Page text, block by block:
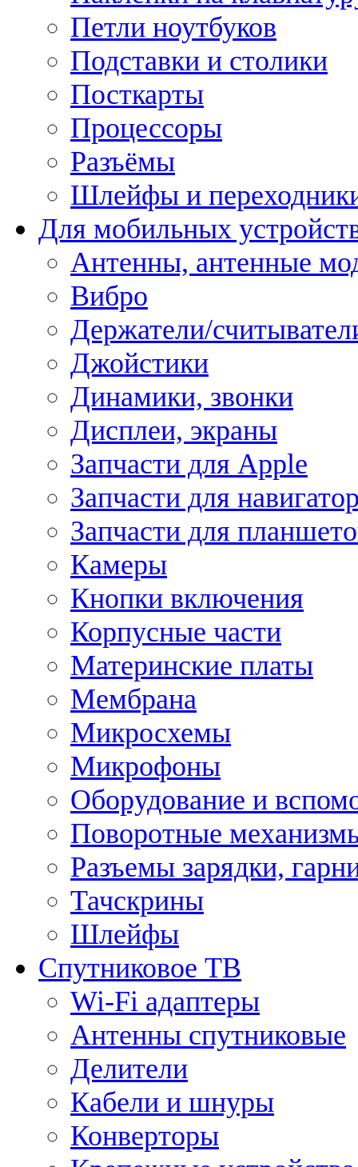
Петли ноутбуков
Подставки и столики
Посткарты
Процессоры
Разъёмы
Шлейфы и
Для мобильных
Антенны, антенные
Вибро
Держатели/
Джойстики
Динамики, звонки
Дисплеи, экраны
Запчасти для Apple
Запчасти для
Запчасти для
Камеры
Кнопки включения
Корпусные части
Материнские платы
Мембрана
Микросхемы
Микрофоны
Оборудование и
Поворотные
Разъемы зарядки,
Тачскрины
Шлейфы
Спутниковое ТВ
Wi-Fi адаптеры
Антенны спутниковые
Делители
Кабели и шнуры
Конверторы